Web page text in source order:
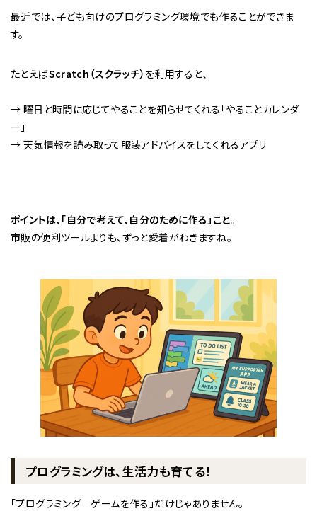
最近では、子ども向けのプログラミング環境でも作ることができま
す。
たとえばScratch（スクラッチ） を利用すると、
→ 曜日と時間に応じてやることを知らせてくれる「やることカレンダ
ー」
→ 天気情報を読み取って服装アドバイスをしてくれるアプリ
ポイントは、「自分で考えて、自分のために作る」こと。
市販の便利ツールよりも、ずっと愛着がわきますね。
プログラミングは、生活力も育てる！
「プログラミング＝ゲームを作る」だけじゃありません。